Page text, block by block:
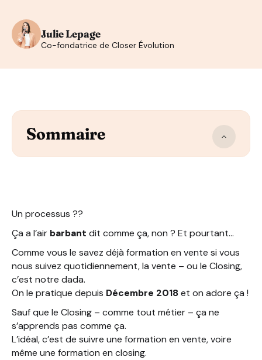
Julie Lepage
Co-fondatrice de Closer Évolution
Sommaire
Un processus ??
Ça a l’air barbant dit comme ça, non ? Et pourtant…
Comme vous le savez déjà formation en vente si vous
nous suivez quotidiennement, la vente – ou le Closing,
c’est notre dada.
On le pratique depuis Décembre 2018et on adore ça !
Sauf que le Closing – comme tout métier – ça ne
s’apprends pas comme ça.
L’idéal, c’est de suivre une formation en vente, voire
même une formation en closing.